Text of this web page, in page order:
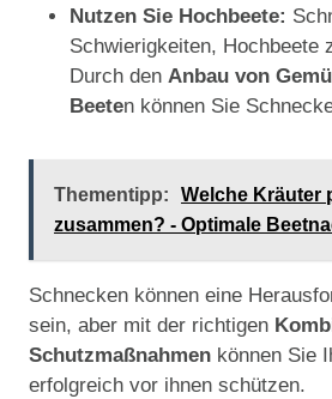
Nutzen Sie Hochbeete:
Schwierigkeiten, Hochbeete
Durch den Anbau von
Beeten können Sie
Thementipp:
Welche Kräuter
zusammen? - Optimale
Schnecken können eine
sein, aber mit der richtigen
Schutzmaßnahmen können Sie
erfolgreich vor ihnen schützen.